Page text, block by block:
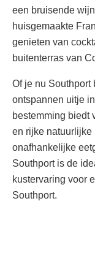
een bruisende
huisgemaakte
genieten van
buitenterras van
Of je nu Southport
ontspannen uitje
bestemming biedt
en rijke natuurlijke
onafhankelijke
Southport is de
kustervaring voor
Southport.